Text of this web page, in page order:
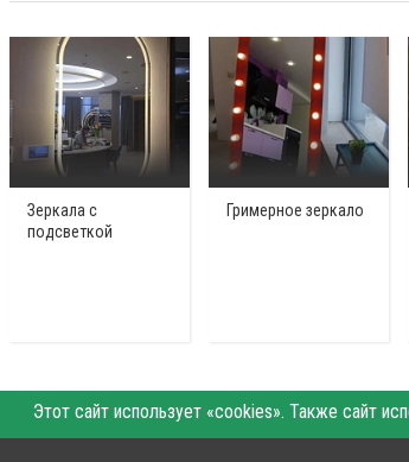
Зеркала с
подсветкой
Гримерное зеркало